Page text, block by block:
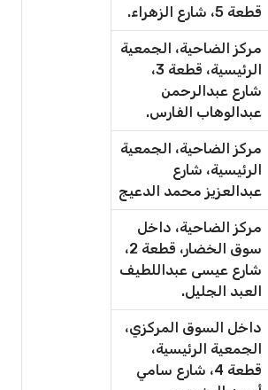
قطعة 5، شارع الزهراء.
مركز الضاحية، الجمعية
الرئيسية، قطعة 3،
شارع عبدالرحمن
عبدالوهاب الفارس.
مركز الضاحية، الجمعية
الرئيسية، شارع
عبدالعزيز محمد الدعيج
مركز الضاحية، داخل
سوق الخضار، قطعة 2،
شارع عيسى عبداللطيف
العبد الجليل.
داخل السوق المركزي،
الجمعية الرئيسية،
قطعة 4، شارع سامي